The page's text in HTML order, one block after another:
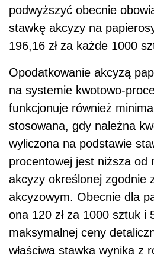
podwyższyć obecnie
stawkę akcyzy na
196,16 zł za każde 1000
Opodatkowanie akcyzą
na systemie kwotowo-
funkcjonuje również
stosowana, gdy należna
wyliczona na podstawie
procentowej jest niższa od
akcyzy określonej zgodnie
akcyzowym. Obecnie dla
ona 120 zł za 1000 sztuk i
maksymalnej ceny
właściwa stawka wynika z